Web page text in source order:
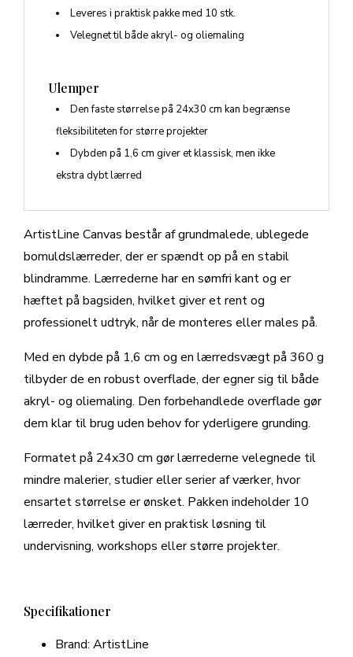
ArtistLine Canvas består af grundmalede, ublegede
bomuldslærreder, der er spændt op på en stabil
blindramme. Lærrederne har en sømfri kant og er
hæftet på bagsiden, hvilket giver et rent og
professionelt udtryk, når de monteres eller males på.
Med en dybde på 1,6 cm og en lærredsvægt på 360 g
tilbyder de en robust overflade, der egner sig til både
akryl- og oliemaling. Den forbehandlede overflade gør
dem klar til brug uden behov for yderligere grunding.
Formatet på 24x30 cm gør lærrederne velegnede til
mindre malerier, studier eller serier af værker, hvor
ensartet størrelse er ønsket. Pakken indeholder 10
lærreder, hvilket giver en praktisk løsning til
undervisning, workshops eller større projekter.
Leveres i praktisk pakke med 10 stk.
Velegnet til både akryl- og oliemaling
Ulemper
Den faste størrelse på 24x30 cm kan begrænse
fleksibiliteten for større projekter
Dybden på 1,6 cm giver et klassisk, men ikke
ekstra dybt lærred
Specifikationer
Brand: ArtistLine